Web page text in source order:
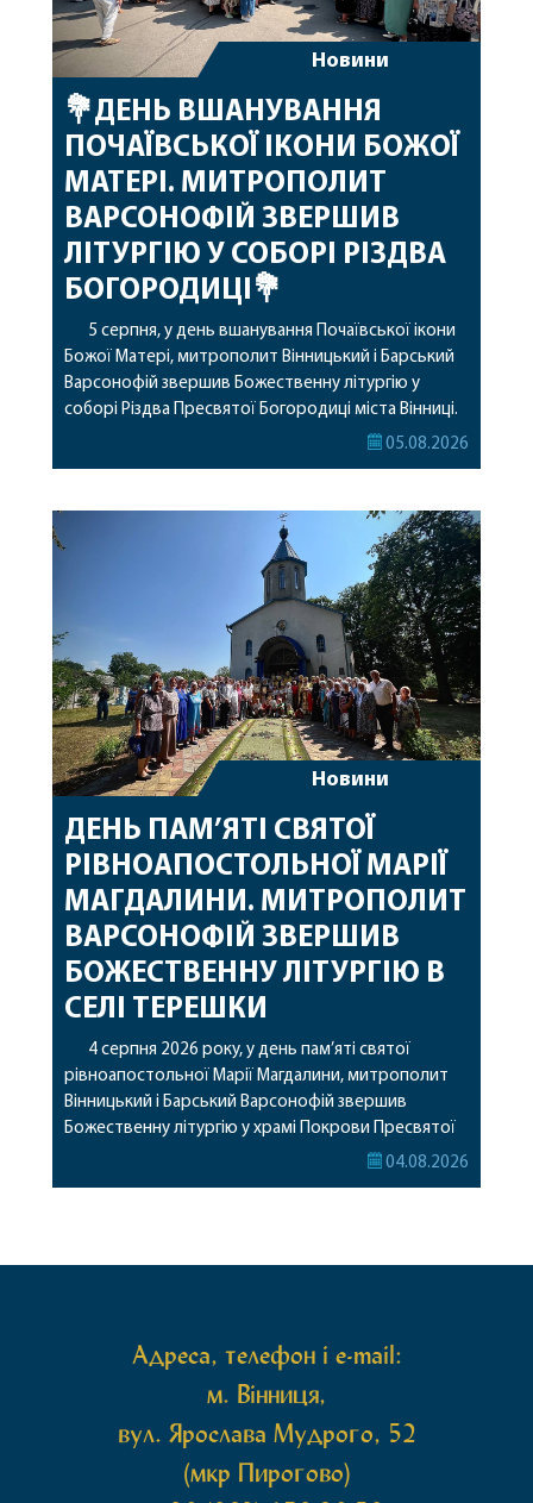
Новини
💐ДЕНЬ ВШАНУВАННЯ
ПОЧАЇВСЬКОЇ ІКОНИ БОЖОЇ
МАТЕРІ. МИТРОПОЛИТ
ВАРСОНОФІЙ ЗВЕРШИВ
ЛІТУРГІЮ У СОБОРІ РІЗДВА
БОГОРОДИЦІ💐
5 серпня, у день вшанування Почаївської ікони
Божої Матері, митрополит Вінницький і Барський
Варсонофій звершив Божественну літургію у
соборі Різдва Пресвятої Богородиці міста Вінниці.
Його Високопреосвященству співслужили
священному сані. Під час богослужіння підносилися
особливі молитви за мир в Україні, за воїнів, які
05.08.2026
Новини
ДЕНЬ ПАМ’ЯТІ СВЯТОЇ
РІВНОАПОСТОЛЬНОЇ МАРІЇ
МАГДАЛИНИ. МИТРОПОЛИТ
ВАРСОНОФІЙ ЗВЕРШИВ
БОЖЕСТВЕННУ ЛІТУРГІЮ В
СЕЛІ ТЕРЕШКИ
4 серпня 2026 року, у день пам’яті святої
рівноапостольної Марії Магдалини, митрополит
Вінницький і Барський Варсонофій звершив
Божественну літургію у храмі Покрови Пресвятої
Богородиці села Терешки Барського благочиння.
04.08.2026
Адреса, телефон і e-mail:
м. Вінниця,
вул. Ярослава Мудрого, 52
(мкр Пирогово)